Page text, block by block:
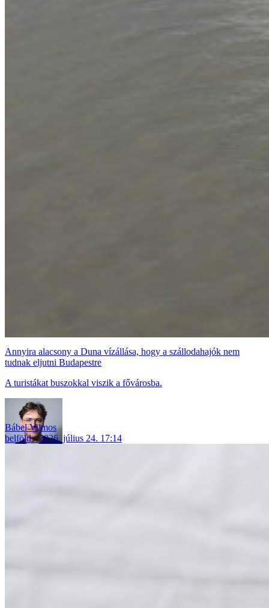
Annyira alacsony a Duna vízállása, hogy a szállodahajók nem
tudnak eljutni Budapestre
A turistákat buszokkal viszik a fővárosba.
Bábel Vilmos
belföld
2026. július 24. 17:14